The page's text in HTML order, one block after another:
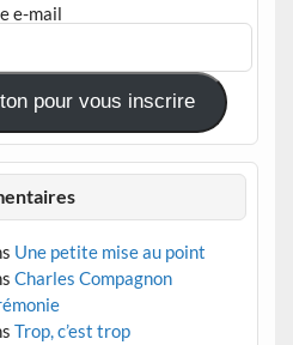
e-mail
pour vous inscrire
Une petite mise au point
Charles Compagnon
Trop, c’est trop